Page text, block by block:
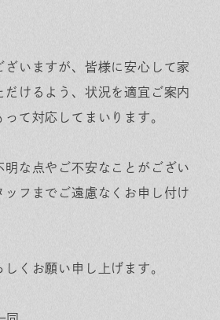
ざいますが、皆様に安心して家
だけるよう、状況を適宜ご案内
って対応してまいります。
明な点やご不安なことがござい
ッフまでご遠慮なくお申し付け
くお願い申し上げます。